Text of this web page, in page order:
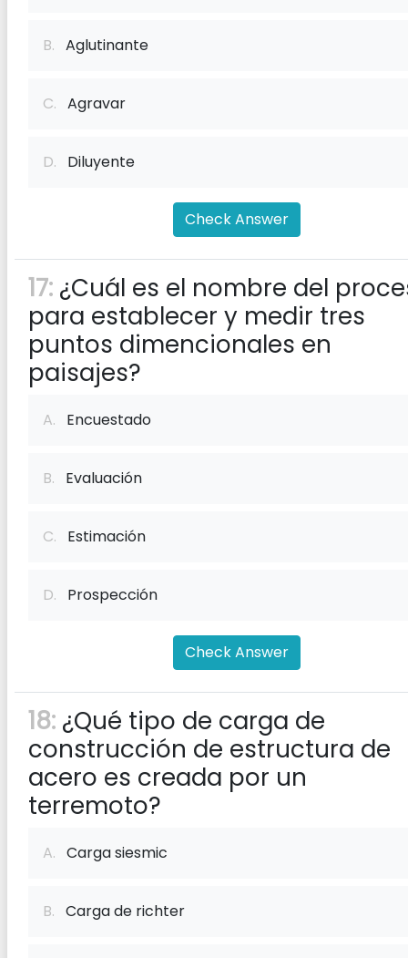
B. Aglutinante
C. Agravar
D. Diluyente
Check Answer
17: ¿Cuál es el nombre del
para establecer y medir tres
puntos dimencionales en
paisajes?
A. Encuestado
B. Evaluación
C. Estimación
D. Prospección
Check Answer
18: ¿Qué tipo de carga de
construcción de estructura de
acero es creada por un
terremoto?
A. Carga siesmic
B. Carga de richter